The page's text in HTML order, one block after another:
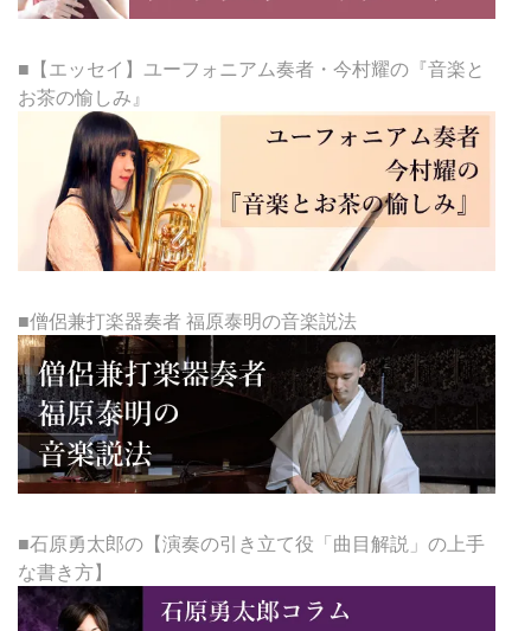
■【エッセイ】ユーフォニアム奏者・今村耀の『音楽と
お茶の愉しみ』
■僧侶兼打楽器奏者 福原泰明の音楽説法
■石原勇太郎の【演奏の引き立て役「曲目解説」の上手
な書き方】